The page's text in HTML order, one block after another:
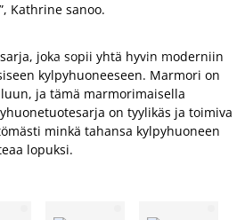
Kathrine sanoo.
joka sopii yhtä hyvin moderniin
kylpyhuoneeseen. Marmori on
ja tämä marmorimaisella
on tyylikäs ja toimiva
minkä tahansa kylpyhuoneen
lopuksi.